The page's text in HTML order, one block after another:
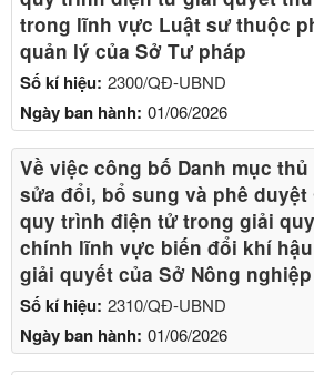
Số kí hiệu: 2300/QĐ-UBND
Ngày ban hành: 01/06/2026
trong lĩnh vực Luật sư thuộc
quản lý của Sở Tư pháp
Số kí hiệu: 2310/QĐ-UBND
Ngày ban hành: 01/06/2026
Về việc công bố Danh mục
sửa đổi, bổ sung và phê
quy trình điện tử trong giải
chính lĩnh vực biến đổi khí
giải quyết của Sở Nông